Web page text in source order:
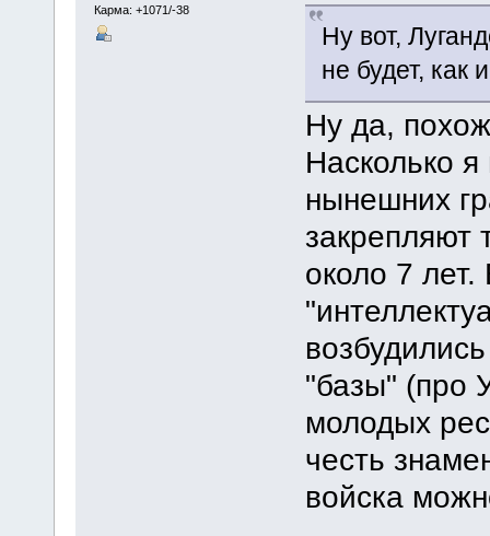
Карма: +1071/-38
Ну вот,
не будет, как
Ну да,
Насколько
нынешних
закрепляют
около 7
"базы" (про
молодых
честь
войска